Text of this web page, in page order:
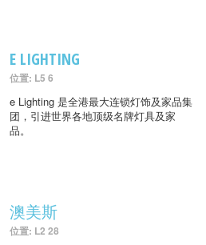
E LIGHTING
位置: L5 6
e Lighting 是全港最大连锁灯饰及家品集
团，引进世界各地顶级名牌灯具及家
品。
澳美斯
位置: L2 28